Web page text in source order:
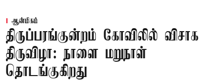
ஆன்மிகம்
திருப்பரங்குன்றம் கோவிலில் விசாக
திருவிழா: நாளை மறுநாள்
தொடங்குகிறது